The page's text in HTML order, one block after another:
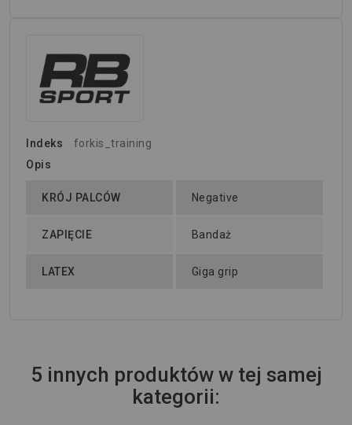
Indeks
forkis_training
Opis
KRÓJ PALCÓW Negative
ZAPIĘCIE Bandaż
LATEX Giga grip
5 innych produktów w tej samej
kategorii: